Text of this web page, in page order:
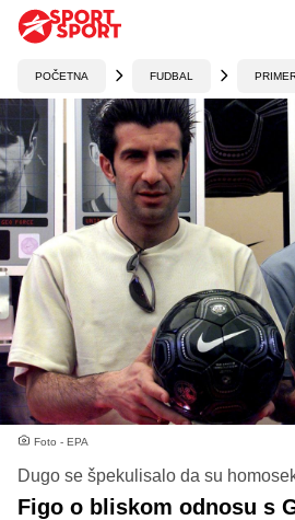
POČETNA FUDBAL
Foto - EPA
Dugo se špekulisalo da su
Figo o bliskom odnosu s